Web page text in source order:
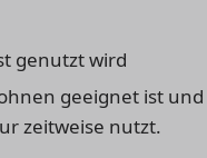
genutzt wird
geeignet ist
zeitweise nutzt.